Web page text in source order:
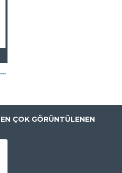
Geri Dönüşüm Fabrikası İçin Kolay Temizlenebilir Neodyum Elek Mıknatıs
EN ÇOK GÖRÜNTÜLENEN